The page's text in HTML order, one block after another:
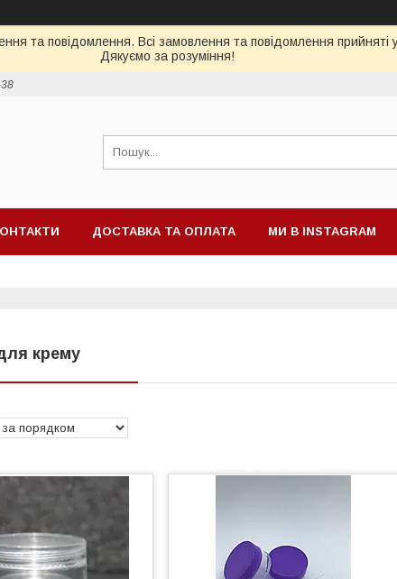
та повідомлення. Всі замовлення та повідомлення прийняті
Дякуємо за розуміння!
ДОСТАВКА ТА ОПЛАТА МИ В INSTAGRAM
крему